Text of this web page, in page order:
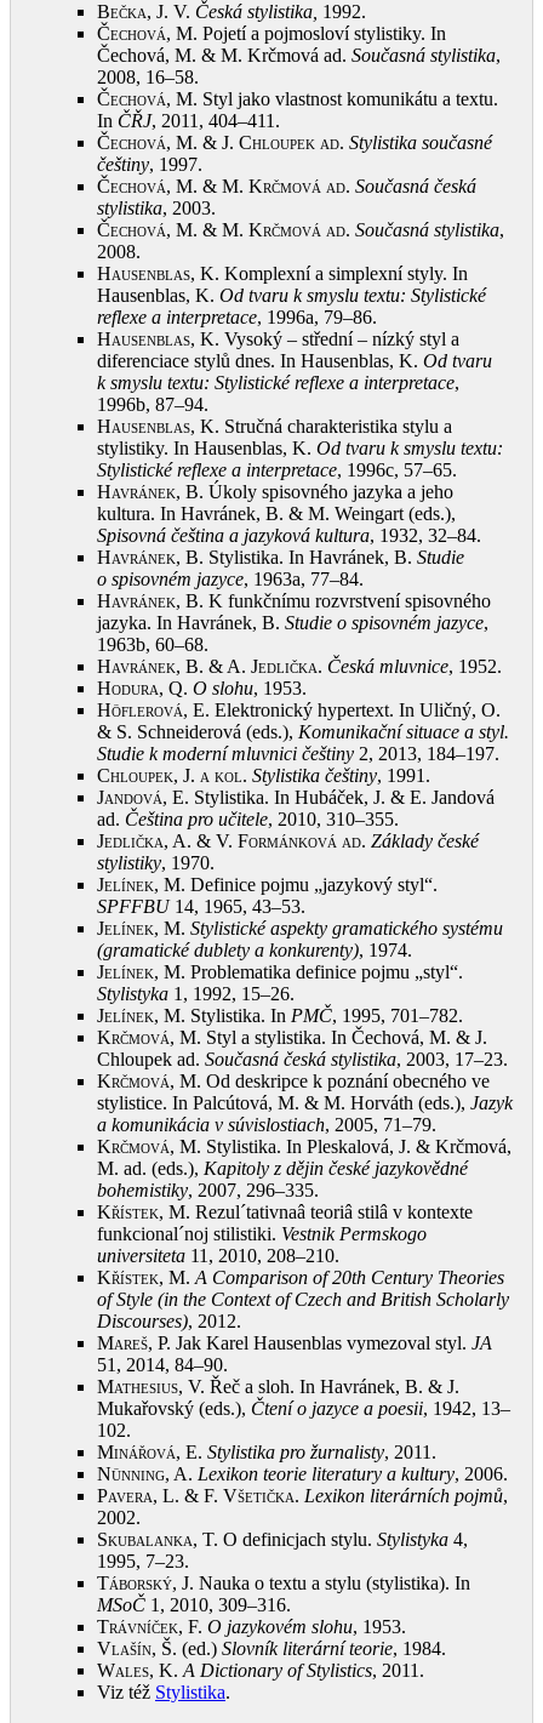
Bečka, J. V. Česká stylistika, 1992.
Čechová, M. Pojetí a pojmosloví stylistiky. In
Čechová, M. & M. Krčmová ad. Současná stylistika,
2008, 16–58.
Čechová, M. Styl jako vlastnost komunikátu a textu.
In ČŘJ, 2011, 404–411 .
Čechová, M. & J. Chloupek ad. Stylistika současné
češtiny, 1997.
Čechová, M. & M. Krčmová ad. Současná česká
stylistika, 2003.
Čechová, M. & M. Krčmová ad. Současná stylistika,
2008.
Hausenblas, K. Komplexní a simplexní styly. In
Hausenblas, K. Od tvaru k smyslu textu: Stylistické
reflexe a interpretace, 1996a, 79–86.
Hausenblas, K. Vysoký – střední – nízký styl a
diferenciace stylů dnes. In Hausenblas, K. Od tvaru
k smyslu textu: Stylistické reflexe a interpretace,
1996b, 87–94.
Hausenblas, K. Stručná charakteristika stylu a
stylistiky. In Hausenblas, K. Od tvaru k smyslu textu:
Stylistické reflexe a interpretace, 1996c, 57–65.
Havránek, B. Úkoly spisovného jazyka a jeho
kultura. In Havránek, B. & M. Weingart (eds.),
Spisovná čeština a jazyková kultura, 1932, 32–84.
Havránek, B. Stylistika. In Havránek, B. Studie
o spisovném jazyce, 1963a, 77–84.
Havránek, B. K funkčnímu rozvrstvení spisovného
jazyka. In Havránek, B. Studie o spisovném jazyce,
1963b, 60–68.
Havránek, B. & A. Jedlička. Česká mluvnice, 1952.
Hodura, Q. O slohu, 1953.
Höflerová, E. Elektronický hypertext. In Uličný, O.
& S. Schneiderová (eds.), Komunikační situace a styl.
Studie k moderní mluvnici češtiny 2, 2013, 184–197.
Chloupek, J. a kol. Stylistika češtiny, 1991 .
Jandová, E. Stylistika. In Hubáček, J. & E. Jandová
ad. Čeština pro učitele, 2010, 310–355.
Jedlička, A. & V. Formánková ad. Základy české
stylistiky, 1970.
Jelínek, M. Definice pojmu „jazykový styl“.
SPFFBU14, 1965, 43–53.
Jelínek, M. Stylistické aspekty gramatického systému
(gramatické dublety a konkurenty), 1974.
Jelínek, M. Problematika definice pojmu „styl“.
Stylistyka 1, 1992, 15–26.
Jelínek, M. Stylistika. In PMČ, 1995, 701–782.
Krčmová, M. Styl a stylistika. In Čechová, M. & J.
Chloupek ad. Současná česká stylistika, 2003, 17–23.
Krčmová, M. Od deskripce k poznání obecného ve
stylistice. In Palcútová, M. & M. Horváth (eds.), Jazyk
a komunikácia v súvislostiach, 2005, 71–79.
Krčmová, M. Stylistika. In Pleskalová, J. & Krčmová,
M. ad. (eds.), Kapitoly z dějin české jazykovědné
bohemistiky, 2007, 296–335.
Křístek, M. Rezul´tativnaâ teoriâ stilâ v kontexte
funkcional´noj stilistiki. Vestnik Permskogo
universiteta 11, 2010, 208–210.
Křístek, M. A Comparison of 20th Century Theories
of Style (in the Context of Czech and British Scholarly
Discourses), 2012.
Mareš, P. Jak Karel Hausenblas vymezoval styl. JA
51, 2014, 84–90.
Mathesius, V. Řeč a sloh. In Havránek, B. & J.
Mukařovský (eds.), Čtení o jazyce a poesii, 1942, 13–
102.
Minářová, E. Stylistika pro žurnalisty, 2011 .
Nünning, A. Lexikon teorie literatury a kultury, 2006.
Pavera, L. & F. Všetička. Lexikon literárních pojmů,
2002.
Skubalanka, T. O definicjach stylu. Stylistyka 4,
1995, 7–23.
Táborský, J. Nauka o textu a stylu (stylistika). In
MSoČ 1, 2010, 309–316.
Trávníček, F. O jazykovém slohu, 1953.
Vlašín, Š. (ed.) Slovník literární teorie, 1984.
Wales, K. A Dictionary of Stylistics, 2011 .
Viz též Stylistika.